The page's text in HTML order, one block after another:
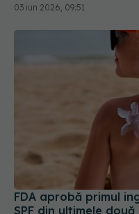
03 iun 2026, 09:51
FDA aprobă primul
SPF din ultimele